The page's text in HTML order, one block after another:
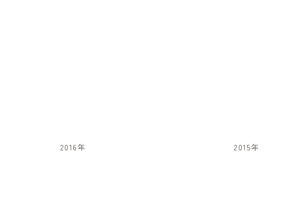
2016年 2015年